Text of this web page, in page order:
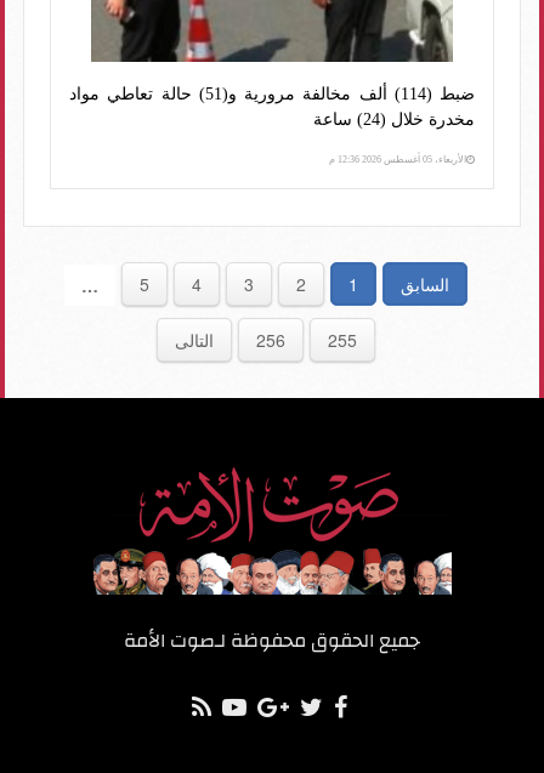
ضبط (114) ألف مخالفة مرورية و(51) حالة تعاطي مواد
مخدرة خلال (24) ساعة
الأربعاء، 05 أغسطس 2026 12:36 م
السابق 1
2
3
4
5
…
255
256 التالى
جميع الحقوق محفوظة لـصوت الأمة